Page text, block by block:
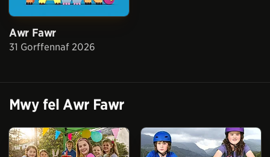
Awr Fawr
31 Gorffennaf 2026
Mwy fel Awr Fawr